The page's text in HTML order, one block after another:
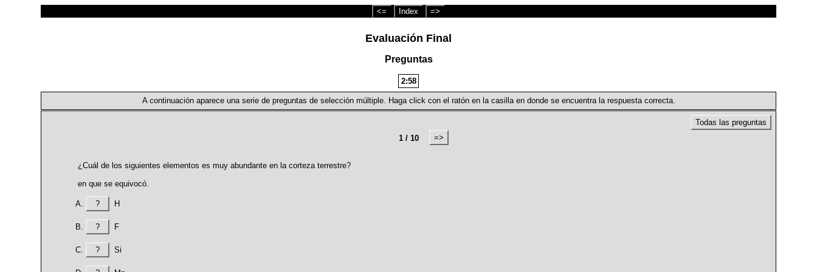
<= Index =>
Evaluación Final
Preguntas
2:57
A continuación aparece una serie de preguntas de selección múltiple. Haga click con el ratón en la casilla en donde se encuentra la respuesta correcta.
Todas las preguntas
1 / 10
=>
¿Cuál de los siguientes elementos es muy abundante en la corteza terrestre?
en que se equivocó.
? H
? F
? Si